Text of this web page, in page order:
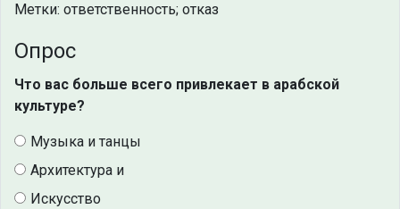
Метки: ответственность; отказ
Опрос
Что вас больше всего привлекает в арабской
культуре?
Музыка и танцы
Архитектура и
Искусство